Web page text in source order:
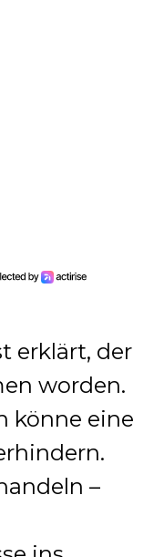
erklärt, der
worden.
könne eine
–